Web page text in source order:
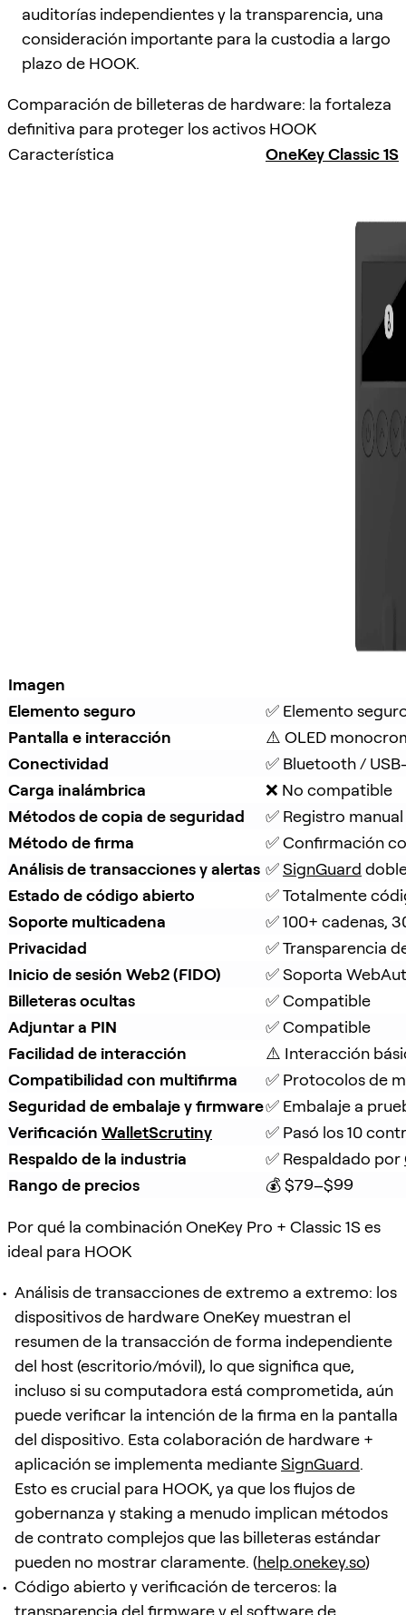
auditorías independientes y la transparencia, una
consideración importante para la custodia a largo
plazo de HOOK.
Comparación de billeteras de hardware: la fortaleza
definitiva para proteger los activos HOOK
Característica
OneKey Classic 1S
Imagen
Elemento seguro
✅ Elemento
Pantalla e interacción
⚠️ OLED
Conectividad
✅ Bluetooth /
Carga inalámbrica
❌ No compatible
Métodos de copia de seguridad
✅ Registro
Método de firma
✅ Confirmación
Análisis de transacciones y alertas ✅ SignGuard
Estado de código abierto
✅ Totalmente
Soporte multicadena
✅ 100+ cadenas,
Privacidad
✅ Transparencia
Inicio de sesión Web2 (FIDO)
✅ Soporta
Billeteras ocultas
✅ Compatible
Adjuntar a PIN
✅ Compatible
Facilidad de interacción
⚠️ Interacción
Compatibilidad con multifirma
✅ Protocolos de
Seguridad de embalaje y firmware✅ Embalaje a
Verificación WalletScrutiny
✅ Pasó los 10
Respaldo de la industria
✅ Respaldado por
Rango de precios
💰 $79–$99
Por qué la combinación OneKey Pro + Classic 1S es
ideal para HOOK
Análisis de transacciones de extremo a extremo: los
dispositivos de hardware OneKey muestran el
resumen de la transacción de forma independiente
del host (escritorio/móvil), lo que significa que,
incluso si su computadora está comprometida, aún
puede verificar la intención de la firma en la pantalla
del dispositivo. Esta colaboración de hardware +
aplicación se implementa medianteSignGuard.
Esto es crucial para HOOK, ya que los flujos de
gobernanza y staking a menudo implican métodos
de contrato complejos que las billeteras estándar
pueden no mostrar claramente. (help.onekey.so)
Código abierto y verificación de terceros: la
transparencia del firmware y el software de